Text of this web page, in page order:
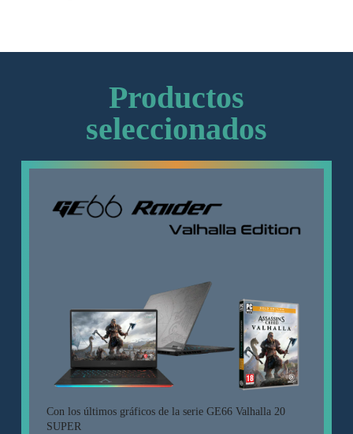
Productos
seleccionados
Con los últimos gráficos de la serie GE66 Valhalla 20
SUPER